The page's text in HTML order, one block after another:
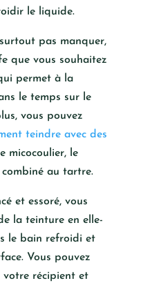
le liquide.
pas manquer,
que vous souhaitez
permet à la
le temps sur le
vous pouvez
teindre avec des
micocoulier, le
au tartre.
et essoré, vous
la teinture en elle-
le bain refroidi et
Vous pouvez
votre récipient et